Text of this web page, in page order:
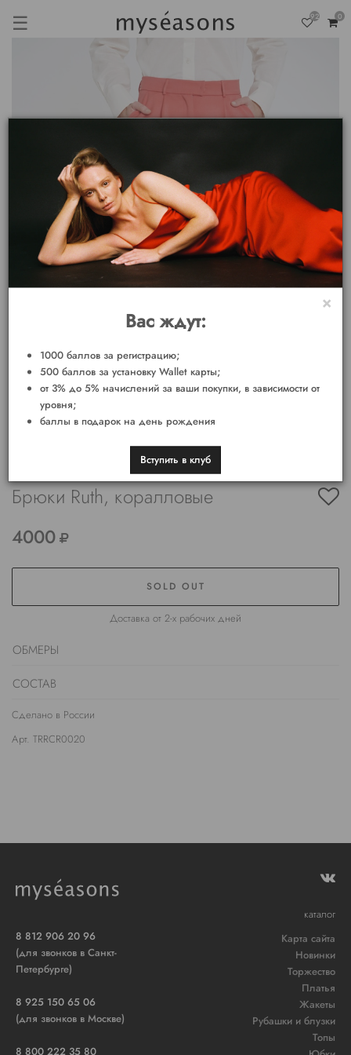
☰ 92 0
Брюки Ruth, коралловые
4000
SOLD OUT
Доставка от 2-х рабочих дней
ОБМЕРЫ
СОСТАВ
Сделано в России
Арт. TRRCR0020
8 812 906 20 96
(для звонков в Санкт-
Петербурге)
8 925 150 65 06
(для звонков в Москве)
8 800 222 35 80
каталог
Карта сайта
Новинки
Торжество
Платья
Жакеты
Рубашки и блузки
Топы
×
Вас ждут:
1000 баллов за регистрацию;
500 баллов за установку Wallet карты;
от 3% до 5% начислений за ваши покупки, в зависимости от
уровня;
баллы в подарок на день рождения
Вступить в клуб